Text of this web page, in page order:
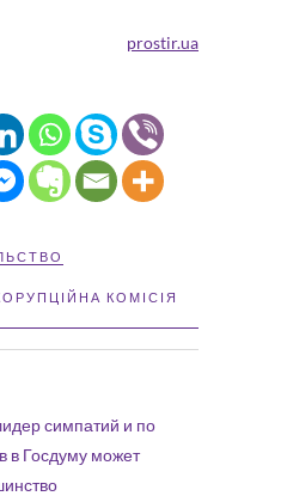
prostir.ua
КОМІСІЯ
симпатий и по
в Госдуму может